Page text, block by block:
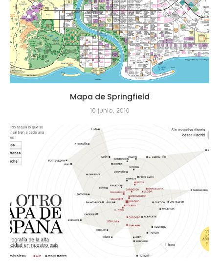
Mapa de Springfield
10 junio, 2010